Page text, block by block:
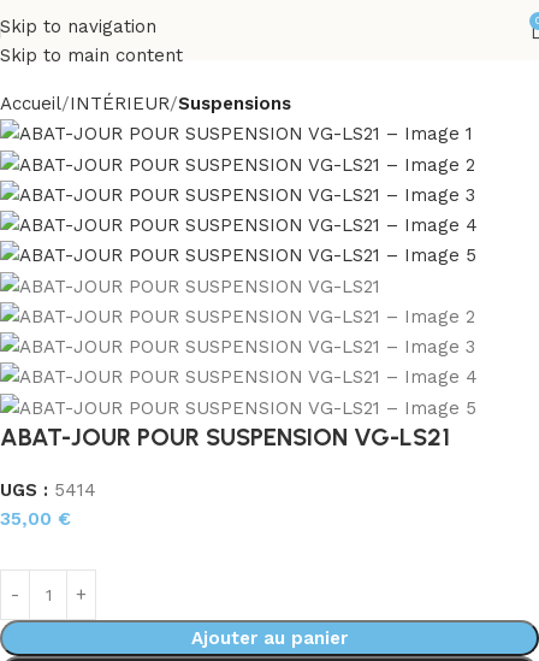
Skip to navigation
Skip to main content
Accueil INTÉRIEUR Suspensions
ABAT-JOUR POUR SUSPENSION VG-LS21
UGS : 5414
35,00 €
Ajouter au panier